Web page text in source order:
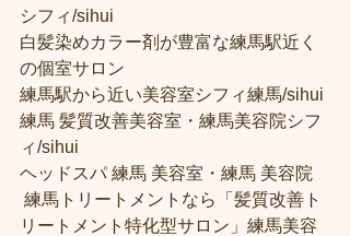
シフィ/sihui
白髪染めカラー剤が豊富な練馬駅近く
の個室サロン
練馬駅から近い美容室シフィ練馬/sihui
練馬 髪質改善美容室・練馬美容院シフ
ィ/sihui
ヘッドスパ 練馬 美容室・練馬 美容院
練馬トリートメントなら「髪質改善ト
リートメント特化型サロン」練馬美容